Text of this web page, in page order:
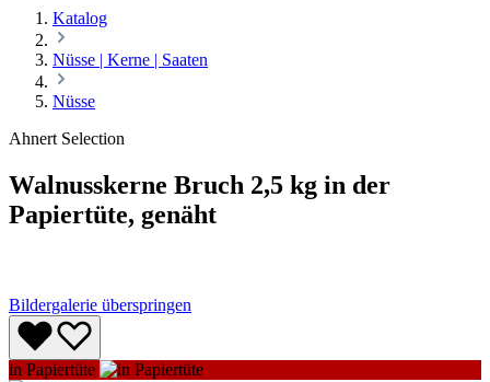
Katalog
Nüsse | Kerne | Saaten
Nüsse
Ahnert Selection
Walnusskerne Bruch 2,5 kg in der
Papiertüte, genäht
Bildergalerie überspringen
in Papiertüte